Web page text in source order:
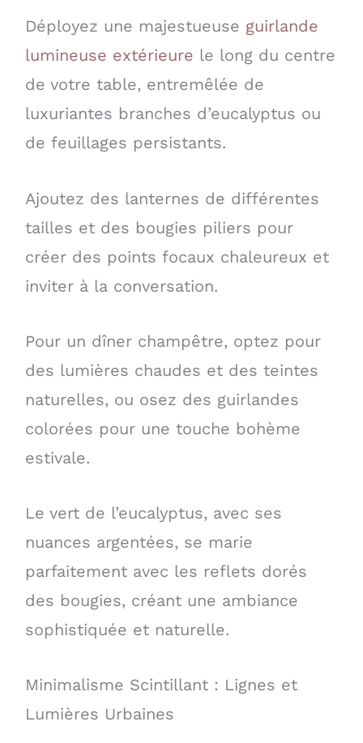
Déployez une majestueuse guirlande
lumineuse extérieure le long du centre
de votre table, entremêlée de
luxuriantes branches d’eucalyptus ou
de feuillages persistants.
Ajoutez des lanternes de différentes
tailles et des bougies piliers pour
créer des points focaux chaleureux et
inviter à la conversation.
Pour un dîner champêtre, optez pour
des lumières chaudes et des teintes
naturelles, ou osez des guirlandes
colorées pour une touche bohème
estivale.
Le vert de l’eucalyptus, avec ses
nuances argentées, se marie
parfaitement avec les reflets dorés
des bougies, créant une ambiance
sophistiquée et naturelle.
Minimalisme Scintillant : Lignes et
Lumières Urbaines